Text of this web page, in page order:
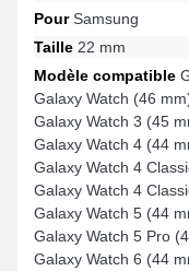
PourSamsung
Taille 22 mm
Modèle compatible
Galaxy Watch (46
Galaxy Watch 3 (45
Galaxy Watch 4 (44
Galaxy Watch 4
Galaxy Watch 4
Galaxy Watch 5 (44
Galaxy Watch 5 Pro
Galaxy Watch 6 (44